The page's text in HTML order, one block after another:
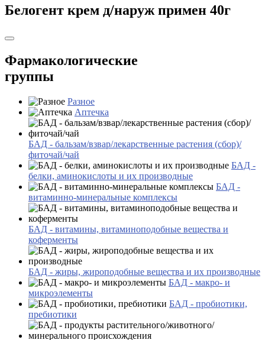
Белогент крем д/наруж примен 40г
Фармакологические
группы
Разное
Аптечка
БАД - бальзам/взвар/лекарственные растения (сбор)/
фиточай/чай
БАД -
белки, аминокислоты и их производные
БАД -
витаминно-минеральные комплексы
БАД - витамины, витаминоподобные вещества и
коферменты
БАД - жиры, жироподобные вещества и их производные
БАД - макро- и
микроэлементы
БАД - пробиотики,
пребиотики